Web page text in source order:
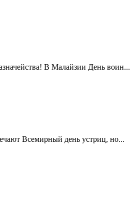
В Малайзии День воин...
Всемирный день устриц, но...